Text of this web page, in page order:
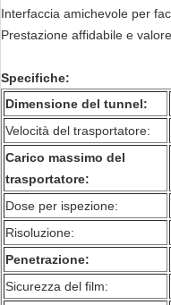
Interfaccia amichevole per
Prestazione affidabile e
Specifiche:
Dimensione del tunnel:
Velocità del trasportatore:
Carico massimo del
trasportatore:
Dose per ispezione:
Risoluzione:
Penetrazione:
Sicurezza del film: